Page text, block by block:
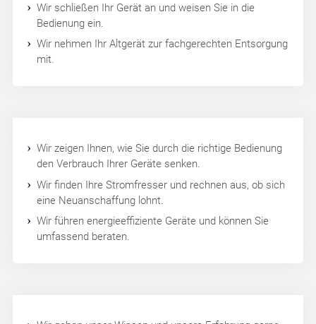
Wir schließen Ihr Gerät an und weisen Sie in die
Bedienung ein.
Wir nehmen Ihr Altgerät zur fachgerechten Entsorgung
mit.
Wir zeigen Ihnen, wie Sie durch die richtige Bedienung
den Verbrauch Ihrer Geräte senken.
Wir finden Ihre Stromfresser und rechnen aus, ob sich
eine Neuanschaffung lohnt.
Wir führen energieeffiziente Geräte und können Sie
umfassend beraten.